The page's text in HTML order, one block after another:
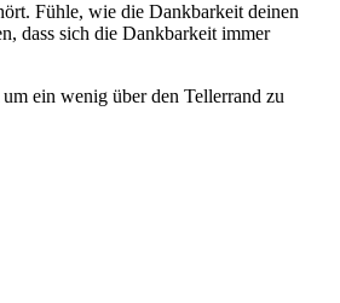
Fühle, wie die Dankbarkeit deinen
dass sich die Dankbarkeit immer
ein wenig über den Tellerrand zu